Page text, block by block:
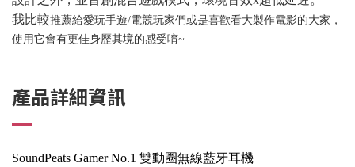
我比較推薦給愛玩手遊/電競玩家們或是喜歡看大製作電影的大家，
使用它會有更佳身歷其境的感受唷~
產品詳細資訊
SoundPeats Gamer No.1 雙動圈無線藍牙耳機